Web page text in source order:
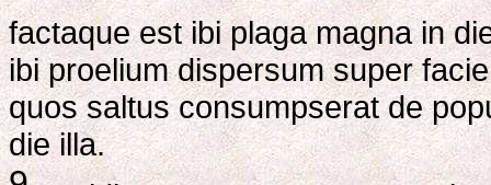
factaque est ibi plaga magna in
ibi proelium dispersum super
quos saltus consumpserat de
die illa.